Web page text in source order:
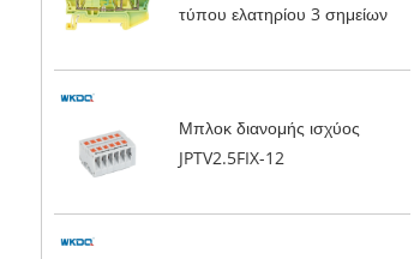
τύπου ελατηρίου 3 σημείων
Μπλοκ διανομής ισχύος
JPTV2.5FIX-12